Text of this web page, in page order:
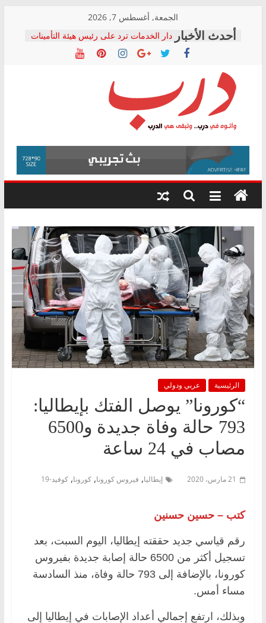
content
الجمعة, أغسطس 7, 2026
دار الخدمات ترد على رئيس هيئة التأمينات
بعد مؤتمره الصحفي: إنكار الأزمة لا ينهي
معاناة أصحاب المعاشات.. ونطالب بكشف
فرحات سليمان يكتب: القطاع الصحي إلى
أين؟
حزب التحالف الشعبي يطلق لجنة “الحق
في الصحة” بالإسكندرية لرصد الانتهاكات
ودعم المرضى
الوزاري لمدينة الصحفيين.. وانتهاء أعمال
إنشاء المبنى الإداري
المجلس القومي لحقوق الإنسان يعلن
متابعة قضية الدكتور محمد زهران.. ويؤكد:
قرينة البراءة وضمانات المحاكمة العادلة
درب
وأتوه
درب..
وتبقى
هي
الرئيسية عربي ودولي
“كورونا” يوصل الفتك بإيطاليا:
793 حالة وفاة جديدة و6500
مصاب في 24 ساعة
21 مارس، 2020 إيطاليا, فيروس كورونا, كورونا, كوفيد-19
كتب – حسين حسنين
رقم قياسي جديد حققته إيطاليا، اليوم السبت، بعد
تسجيل أكثر من 6500 حالة إصابة جديدة بفيروس
كورونا، بالإضافة إلى 793 حالة وفاة، منذ السادسة
مساء أمس.
وبذلك، ارتفع إجمالي أعداد الإصابات في إيطاليا إلى